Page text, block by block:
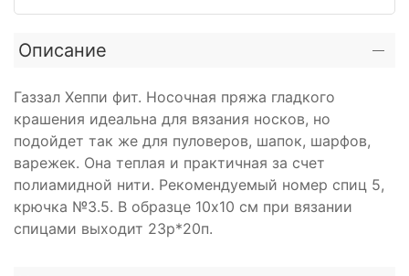
Описание
Газзал Хеппи фит. Носочная пряжа гладкого
крашения идеальна для вязания носков, но
подойдет так же для пуловеров, шапок, шарфов,
варежек. Она теплая и практичная за счет
полиамидной нити. Рекомендуемый номер спиц 5,
крючка №3.5. В образце 10х10 см при вязании
спицами выходит 23р*20п.